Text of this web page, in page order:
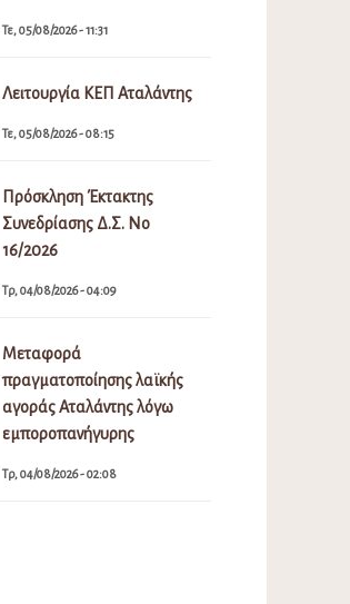
Τε, 05/08/2026 - 11:31
Λειτουργία ΚΕΠ Αταλάντης
Τε, 05/08/2026 - 08:15
Πρόσκληση Έκτακτης
Συνεδρίασης Δ.Σ. Νο
16/2026
Τρ, 04/08/2026 - 04:09
Μεταφορά
πραγματοποίησης λαϊκής
αγοράς Αταλάντης λόγω
εμποροπανήγυρης
Τρ, 04/08/2026 - 02:08